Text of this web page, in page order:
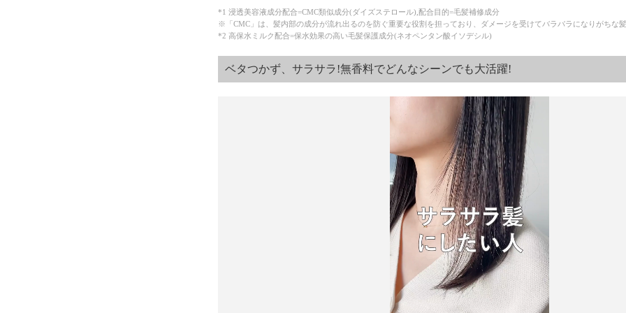
*1 浸透美容液成分配合=CMC類似成分(ダイズステロール),配合目的=毛髪補修成分
※「CMC」は、髪内部の成分が流れ出るのを防ぐ重要な役割を担っており、ダメージを受けてバラバラになりがちな
*2 高保水ミルク配合=保水効果の高い毛髪保護成分(ネオペンタン酸イソデシル)
ベタつかず、サラサラ!無香料でどんなシーンでも大活躍!